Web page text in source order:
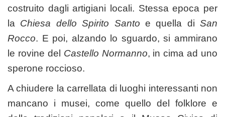
costruito dagli artigiani locali. Stessa epoca per
la Chiesa dello Spirito Santo e quella di San
Rocco. E poi, alzando lo sguardo, si ammirano
le rovine del Castello Normanno, in cima ad uno
sperone roccioso.
A chiudere la carrellata di luoghi interessanti non
mancano i musei, come quello del folklore e